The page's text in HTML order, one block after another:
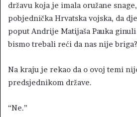
državu koja je imala oružane
pobjednička Hrvatska vojska, da
poput Andrije Matijaša Pauka ginuli
bismo trebali reći da nas nije
Na kraju je rekao da o ovoj temi
predsjednikom države.
“Ne.”